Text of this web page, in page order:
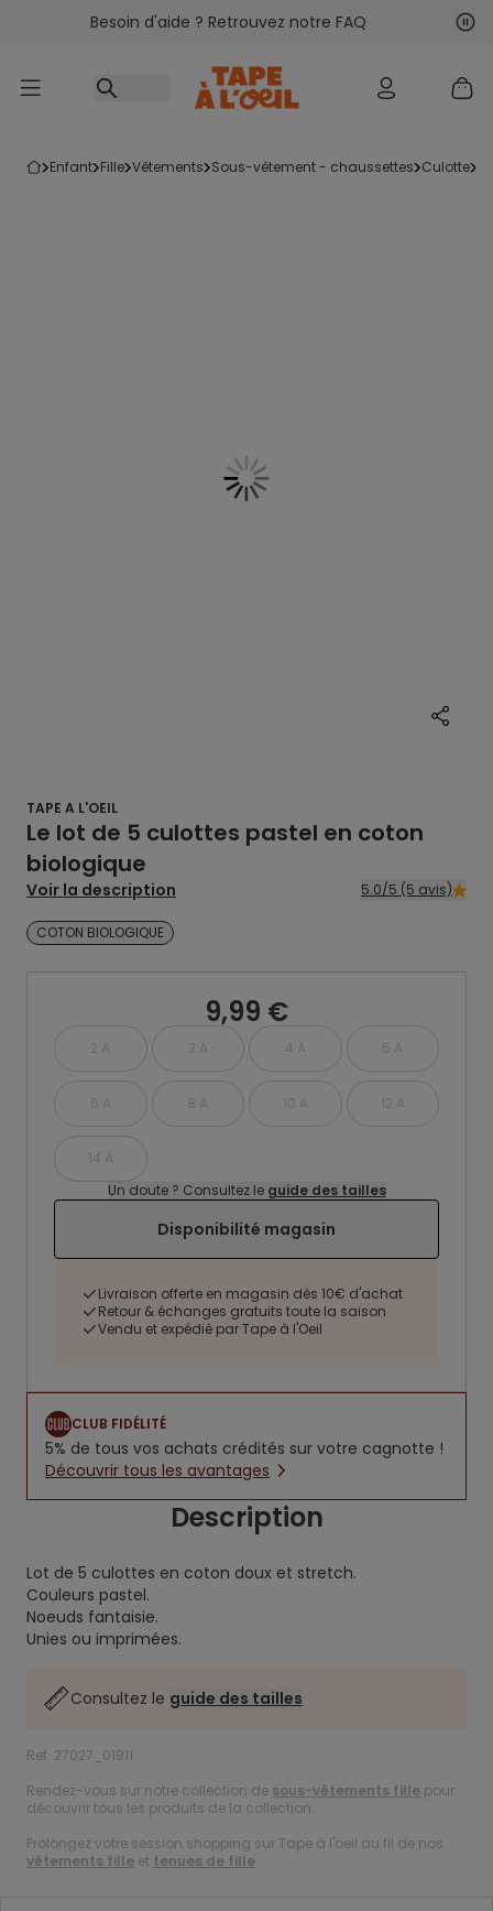
Accéder au contenu
Besoin d'aide ? Retrouvez notre FAQ
enfant fille vêtements sous-vêtement - chaussettes culotte
TAPE A L'OEIL
Le lot de 5 culottes pastel en coton
biologique
Voir la description 5.0/5 (5 avis)
COTON BIOLOGIQUE
9,99 €
2 A 3 A 4 A 5 A
6 A 8 A 10 A 12 A
14 A
Un doute ? Consultez le guide des tailles
Disponibilité magasin
Livraison offerte en magasin dès 10€ d'achat
Retour & échanges gratuits toute la saison
Vendu et expédié par Tape à l'Oeil
CLUB FIDÉLITÉ
5% de tous vos achats crédités sur votre cagnotte !
Découvrir tous les avantages
Description
Lot de 5 culottes en coton doux et stretch.
Couleurs pastel.
Noeuds fantaisie.
Unies ou imprimées.
Consultez le guide des tailles
Ref. 27027_01911
Rendez-vous sur notre collection de sous-vêtements fille pour
découvrir tous les produits de la collection.
Prolongez votre session shopping sur Tape à l'oeil au fil de nos
vêtements fille et tenues de fille.